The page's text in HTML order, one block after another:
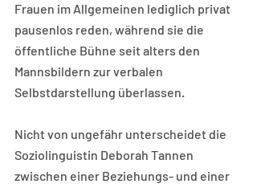
Frauen im Allgemeinen lediglich privat
pausenlos reden, während sie die
öffentliche Bühne seit alters den
Mannsbildern zur verbalen
Selbstdarstellung überlassen.
Nicht von ungefähr unterscheidet die
Soziolinguistin Deborah Tannen
zwischen einer Beziehungs- und einer